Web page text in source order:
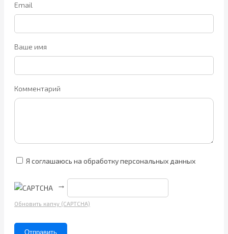
Email
Ваше имя
Комментарий
Я соглашаюсь на обработку персональных данных
→
Обновить капчу (CAPTCHA)